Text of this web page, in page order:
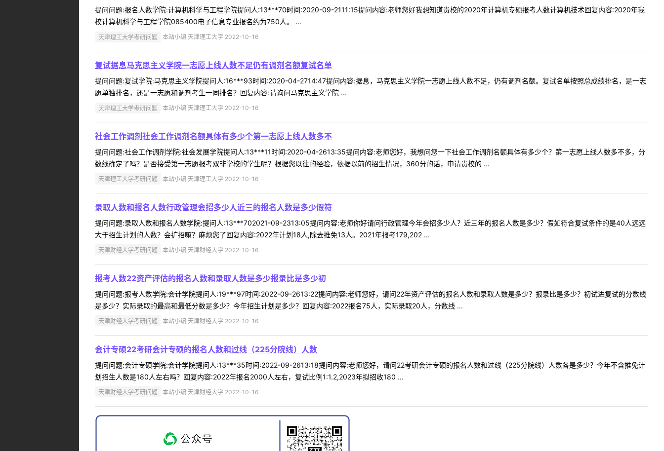
提问问题:报名人数学院:计算机科学与工程学院提问人:13***70时间:2020-09-2111:15提问内容:老师您好我想知道贵校的2020年计算机专硕报考人数计算机技术回复内容:2020年我
校计算机科学与工程学院085400电子信息专业报名约为750人。 ...
天津理工大学考研问题 本站小编 天津理工大学 2022-10-16
复试据息马克思主义学院一志愿上线人数不足仍有调剂名额复试名单
提问问题:复试学院:马克思主义学院提问人:16***93时间:2020-04-2714:47提问内容:据息，马克思主义学院一志愿上线人数不足，仍有调剂名额。复试名单按照总成绩排名，是一志
愿单独排名，还是一志愿和调剂考生一同排名？回复内容:请询问马克思主义学院 ...
天津理工大学考研问题 本站小编 天津理工大学 2022-10-16
社会工作调剂社会工作调剂名额具体有多少个第一志愿上线人数多不
提问问题:社会工作调剂学院:社会发展学院提问人:13***11时间:2020-04-2613:35提问内容:老师您好，我想问您一下社会工作调剂名额具体有多少个？第一志愿上线人数多不多，分
数线确定了吗？是否接受第一志愿报考双非学校的学生呢？根据您以往的经验，依据以前的招生情况，360分的话，申请贵校的 ...
天津理工大学考研问题 本站小编 天津理工大学 2022-10-16
录取人数和报名人数行政管理会招多少人近三的报名人数是多少假符
提问问题:录取人数和报名人数学院:提问人:13***702021-09-2313:05提问内容:老师你好请问行政管理今年会招多少人？近三年的报名人数是多少？假如符合复试条件的是40人远远
大于招生计划的人数？会扩招嘛？麻烦您了回复内容:2022年计划18人,除去推免13人。2021年报考179,202 ...
天津财经大学考研问题 本站小编 天津财经大学 2022-10-16
报考人数22资产评估的报名人数和录取人数是多少报录比是多少初
提问问题:报考人数学院:会计学院提问人:19***97时间:2022-09-2613:22提问内容:老师您好，请问22年资产评估的报名人数和录取人数是多少？报录比是多少？初试进复试的分数线
是多少？实际录取的最高和最低分数是多少？今年招生计划是多少？回复内容:2022报名75人，实际录取20人，分数线 ...
天津财经大学考研问题 本站小编 天津财经大学 2022-10-16
会计专硕22考研会计专硕的报名人数和过线（225分院线）人数
提问问题:会计专硕学院:会计学院提问人:13***35时间:2022-09-2613:18提问内容:老师您好，请问22考研会计专硕的报名人数和过线（225分院线）人数各是多少？今年不含推免计
划招生人数是180人左右吗？回复内容:2022年报名2000人左右，复试比例1:1.2,2023年拟招收180 ...
天津财经大学考研问题 本站小编 天津财经大学 2022-10-16